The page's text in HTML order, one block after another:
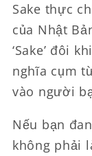
Sake thực
của Nhật
‘Sake’ đôi
nghĩa cụm
vào người
Nếu bạn
không phải